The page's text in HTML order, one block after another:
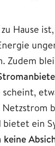
Hause
Zudem
scheint,
bietet ein
keine